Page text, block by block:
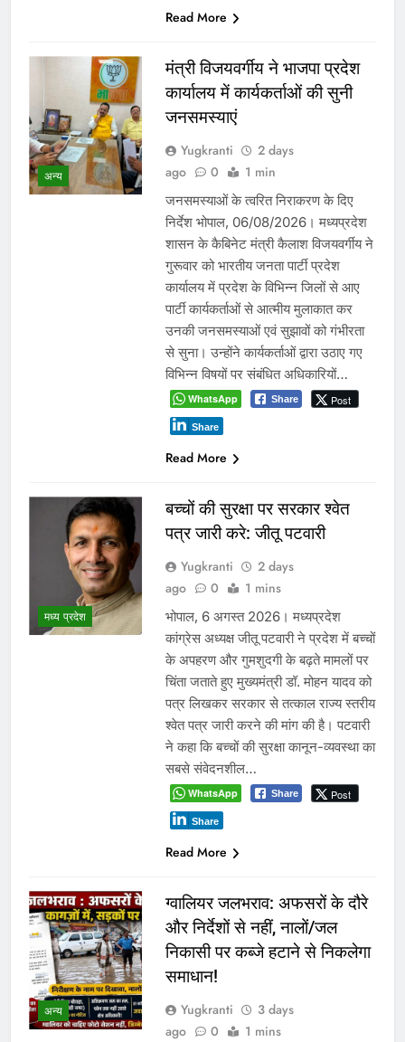
Read More
अन्य
मंत्री विजयवर्गीय ने भाजपा प्रदेश
कार्यालय में कार्यकर्ताओं की सुनी
जनसमस्याएं
Yugkranti
2 days
ago
0 1 min
जनसमस्याओं के त्वरित निराकरण के दिए
निर्देश भोपाल, 06/08/2026। मध्यप्रदेश
शासन के कैबिनेट मंत्री कैलाश विजयवर्गीय ने
गुरूवार को भारतीय जनता पार्टी प्रदेश
कार्यालय में प्रदेश के विभिन्न जिलों से आए
पार्टी कार्यकर्ताओं से आत्मीय मुलाकात कर
उनकी जनसमस्याओं एवं सुझावों को गंभीरता
से सुना। उन्होंने कार्यकर्ताओं द्वारा उठाए गए
विभिन्न विषयों पर संबंधित अधिकारियों…
WhatsApp Share Post
Share
Read More
मध्य प्रदेश
बच्चों की सुरक्षा पर सरकार श्वेत
पत्र जारी करे: जीतू पटवारी
Yugkranti
2 days
ago
0 1 mins
भोपाल, 6 अगस्त 2026। मध्यप्रदेश
कांग्रेस अध्यक्ष जीतू पटवारी ने प्रदेश में बच्चों
के अपहरण और गुमशुदगी के बढ़ते मामलों पर
चिंता जताते हुए मुख्यमंत्री डॉ. मोहन यादव को
पत्र लिखकर सरकार से तत्काल राज्य स्तरीय
श्वेत पत्र जारी करने की मांग की है। पटवारी
ने कहा कि बच्चों की सुरक्षा कानून-व्यवस्था का
सबसे संवेदनशील…
WhatsApp Share Post
Share
Read More
अन्य
ग्वालियर जलभराव: अफसरों के दौरे
और निर्देशों से नहीं, नालों/जल
निकासी पर कब्जे हटाने से निकलेगा
समाधान!
Yugkranti
3 days
ago
0 1 mins